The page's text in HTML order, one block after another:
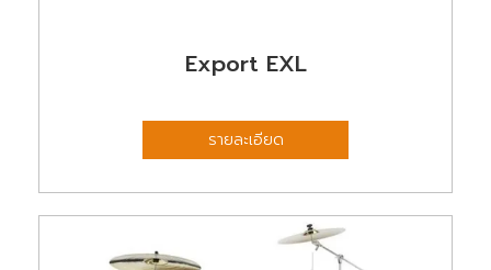
Export EXL
รายละเอียด